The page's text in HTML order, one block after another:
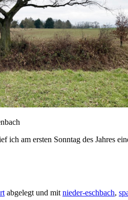
ich am ersten Sonntag des Jahres
abgelegt und mit nieder-eschbach,